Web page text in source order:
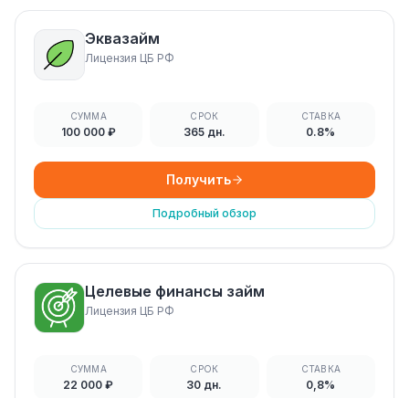
Эквазайм
Лицензия ЦБ РФ
СУММА
100 000 ₽
СРОК
365 дн.
СТАВКА
0.8%
Получить
Подробный обзор
Целевые финансы займ
Лицензия ЦБ РФ
СУММА
22 000 ₽
СРОК
30 дн.
СТАВКА
0,8%